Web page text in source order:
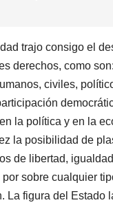
trajo consigo el
derechos, como
civiles,
la política y en la
la posibilidad de
de libertad,
sobre cualquier
La figura del Estado